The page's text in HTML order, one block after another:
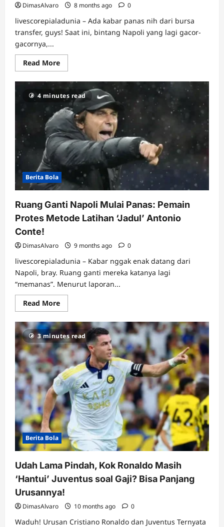
DimasAlvaro 8 months ago 0
livescorepialadunia – Ada kabar panas nih dari bursa
transfer, guys! Saat ini, bintang Napoli yang lagi gacor-
gacornya,...
Read MoreRead
more
McTominay
Jadi
“Mak
Comblang”?
Diam-
diam
Rayu
Kobbie
Mainoo
Cabut
dari
MU
ke
Napoli!
4 minutes read
Berita Bola
Ruang Ganti Napoli Mulai Panas: Pemain
Protes Metode Latihan ‘Jadul’ Antonio
Conte!
DimasAlvaro 9 months ago 0
livescorepialadunia – Kabar nggak enak datang dari
Napoli, bray. Ruang ganti mereka katanya lagi
“memanas”. Menurut laporan...
Read MoreRead
more
Ruang
Ganti
Napoli
Mulai
Panas:
Pemain
Protes
Metode
Latihan
‘Jadul’
Antonio
Conte!
3 minutes read
Berita Bola
Udah Lama Pindah, Kok Ronaldo Masih
‘Hantui’ Juventus soal Gaji? Bisa Panjang
Urusannya!
DimasAlvaro 10 months ago 0
Waduh! Urusan Cristiano Ronaldo dan Juventus Ternyata